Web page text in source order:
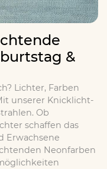
&
Lichter, Farben
unserer Knicklicht-
Ob
schaffen das
Erwachsene
Neonfarben